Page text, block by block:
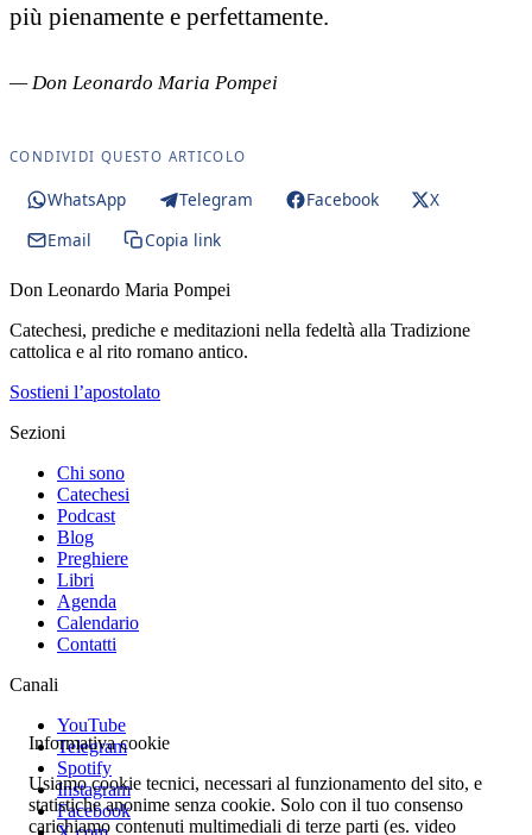
più pienamente e perfettamente.
— Don Leonardo Maria Pompei
CONDIVIDI QUESTO ARTICOLO
WhatsApp Telegram Facebook
X
Email
Copia link
Don Leonardo Maria Pompei
Catechesi, prediche e meditazioni nella fedeltà alla Tradizione
cattolica e al rito romano antico.
Sostieni l’apostolato
Sezioni
Chi sono
Catechesi
Podcast
Blog
Preghiere
Libri
Agenda
Calendario
Contatti
Canali
YouTube
Telegram
Spotify
Instagram
Facebook
Informativa cookie
Usiamo cookie tecnici, necessari al funzionamento del sito, e
statistiche anonime senza cookie. Solo con il tuo consenso
carichiamo contenuti multimediali di terze parti (es. video